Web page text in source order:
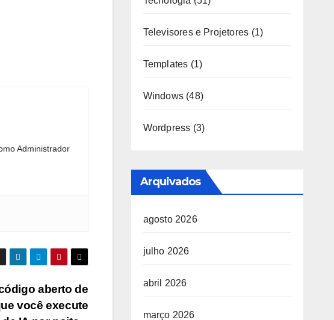
Administrador
aberto de
você execute
Televisores e Projetores (1)
Templates (1)
Windows(48)
Wordpress (3)
Arquivados
agosto 2026
julho 2026
abril 2026
março 2026